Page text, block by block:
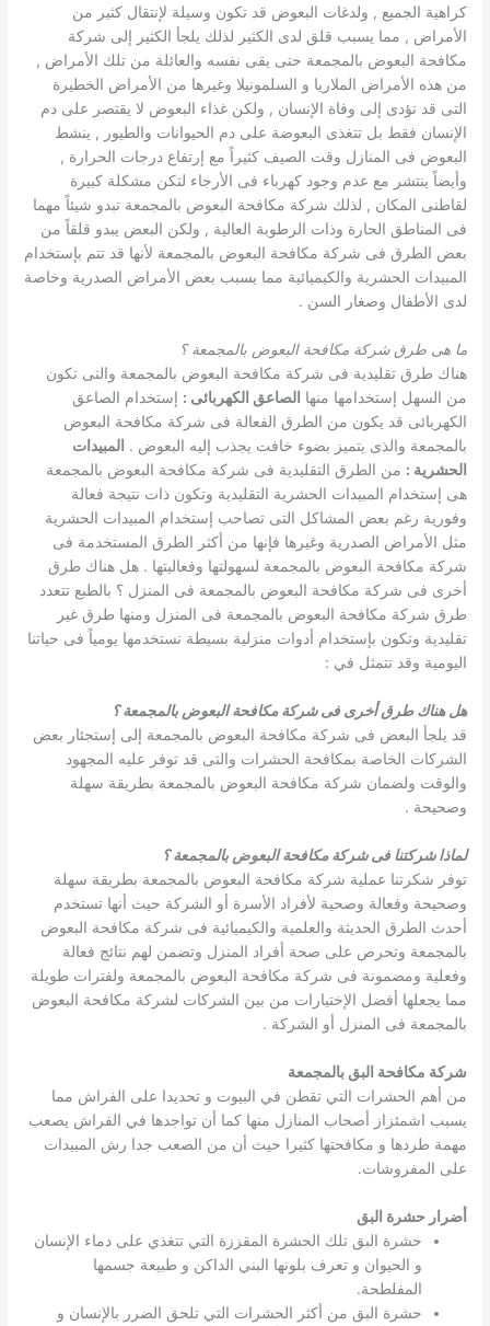
كراهية الجميع , ولدغات البعوض قد تكون وسيلة لإنتقال كثير من
الأمراض , مما يسبب قلق لدى الكثير لذلك يلجأ الكثير إلى شركة
مكافحة البعوض بالمجمعة حتى يقى نفسه والعائلة من تلك الأمراض ,
من هذه الأمراض الملاريا و السلمونيلا وغيرها من الأمراض الخطيرة
التى قد تؤدى إلى وفاة الإنسان , ولكن غذاء البعوض لا يقتصر على دم
الإنسان فقط بل تتغذى البعوضة على دم الحيوانات والطيور , ينشط
البعوض فى المنازل وقت الصيف كثيراً مع إرتفاع درجات الحرارة ,
وأيضاً ينتشر مع عدم وجود كهرباء فى الأرجاء لتكن مشكلة كبيرة
لقاطنى المكان , لذلك شركة مكافحة البعوض بالمجمعة تبدو شيئاً مهما
فى المناطق الحارة وذات الرطوبة العالية , ولكن البعض يبدو قلقاً من
بعض الطرق فى شركة مكافحة البعوض بالمجمعة لأنها قد تتم بإستخدام
المبيدات الحشرية والكيميائية مما يسبب بعض الأمراض الصدرية وخاصة
لدى الأطفال وصغار السن .
ما هى طرق شركة مكافحة البعوض بالمجمعة ؟
هناك طرق تقليدية فى شركة مكافحة البعوض بالمجمعة والتى تكون
من السهل إستخدامها منها الصاعق الكهربائى : إستخدام الصاعق
الكهربائى قد يكون من الطرق الفعالة فى شركة مكافحة البعوض
بالمجمعة والذى يتميز بضوء خافت يجذب إليه البعوض . المبيدات
الحشرية : من الطرق التقليدية فى شركة مكافحة البعوض بالمجمعة
هى إستخدام المبيدات الحشرية التقليدية وتكون ذات نتيجة فعالة
وفورية رغم بعض المشاكل التى تصاحب إستخدام المبيدات الحشرية
مثل الأمراض الصدرية وغيرها فإنها من أكثر الطرق المستخدمة فى
شركة مكافحة البعوض بالمجمعة لسهولتها وفعاليتها . هل هناك طرق
أخرى فى شركة مكافحة البعوض بالمجمعة فى المنزل ؟ بالطبع تتعدد
طرق شركة مكافحة البعوض بالمجمعة فى المنزل ومنها طرق غير
تقليدية وتكون بإستخدام أدوات منزلية بسيطة نستخدمها يومياً فى حياتنا
اليومية وقد تتمثل في :
هل هناك طرق أخرى فى شركة مكافحة البعوض بالمجمعة ؟
قد يلجأ البعض فى شركة مكافحة البعوض بالمجمعة إلى إستجئار بعض
الشركات الخاصة بمكافحة الحشرات والتى قد توفر عليه المجهود
والوقت ولضمان شركة مكافحة البعوض بالمجمعة بطريقة سهلة
وصحيحة .
لماذا شركتنا فى شركة مكافحة البعوض بالمجمعة ؟
توفر شكرتنا عملية شركة مكافحة البعوض بالمجمعة بطريقة سهلة
وصحيحة وفعالة وصحية لأفراد الأسرة أو الشركة حيث أنها تستخدم
أحدث الطرق الحديثة والعلمية والكيميائية فى شركة مكافحة البعوض
بالمجمعة وتحرص على صحة أفراد المنزل وتضمن لهم نتائج فعالة
وفعلية ومضمونة فى شركة مكافحة البعوض بالمجمعة ولفترات طويلة
مما يجعلها أفضل الإختيارات من بين الشركات لشركة مكافحة البعوض
بالمجمعة فى المنزل أو الشركة .
شركة مكافحة البق بالمجمعة
من أهم الحشرات التي تقطن في البيوت و تحديدا على الفراش مما
يسبب اشمئزاز أصحاب المنازل منها كما أن تواجدها في الفراش يصعب
مهمة طردها و مكافحتها كثيرا حيث أن من الصعب جدا رش المبيدات
على المفروشات.
أضرار حشرة البق
حشرة البق تلك الحشرة المقززة التي تتغذي على دماء الإنسان
و الحيوان و تعرف بلونها البني الداكن و طبيعة جسمها
المفلطحة.
حشرة البق من أكثر الحشرات التي تلحق الضرر بالإنسان و